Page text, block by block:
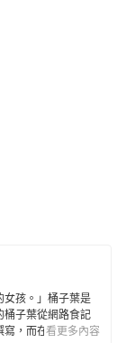
女孩。」桶子葉是
桶子葉從網路食記
寫，而在體會到
看更多內容